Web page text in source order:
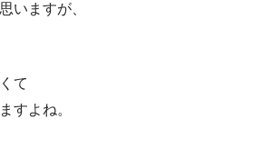
いますが、
て
すよね。